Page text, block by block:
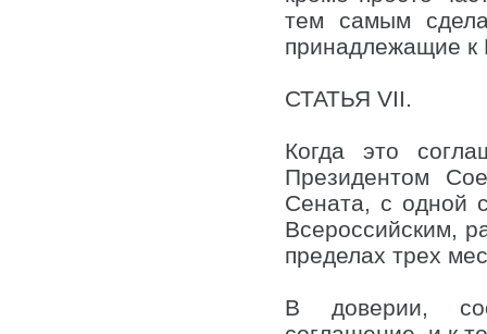
тем самым
принадлежащие к
СТАТЬЯ VII.
Когда это
Президентом
Сената, с одной
Всероссийским,
пределах трех
В доверии,